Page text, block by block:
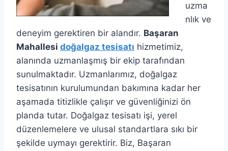
uzma
nlık ve
deneyim gerektiren bir alandır. Başaran
Mahallesi doğalgaz tesisatı hizmetimiz,
alanında uzmanlaşmış bir ekip tarafından
sunulmaktadır. Uzmanlarımız, doğalgaz
tesisatının kurulumundan bakımına kadar her
aşamada titizlikle çalışır ve güvenliğinizi ön
planda tutar. Doğalgaz tesisatı işi, yerel
düzenlemelere ve ulusal standartlara sıkı bir
şekilde uymayı gerektirir. Biz, Başaran